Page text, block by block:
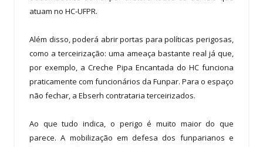
atuam no HC-UFPR.
Além disso, poderá abrir portas para políticas perigosas,
como a terceirização: uma ameaça bastante real já que,
por exemplo, a Creche Pipa Encantada do HC funciona
praticamente com funcionários da Funpar. Para o espaço
não fechar, a Ebserh contrataria terceirizados.
Ao que tudo indica, o perigo é muito maior do que
parece. A mobilização em defesa dos funparianos e